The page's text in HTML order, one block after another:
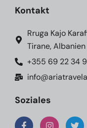
Kontakt
Rruga Kajo
Tirane, Albanien
+355 69 22 34
Soziales